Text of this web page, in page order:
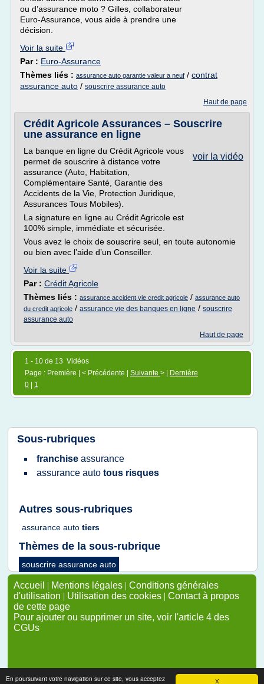
X
En poursuivant votre navigation sur ce site, vous acceptez
ou d’assurance moto ? Gilles, collaborateur
Euro-Assurance, vous aide à prendre une
décision.
Voir la suite
Par : Euro-Assurance
Thèmes liés : assurance auto garantie valeur a neuf / contrat
assurance auto / souscrire assurance auto
Haut de page
Crédit Agricole Assurances – Souscrire
une assurance en ligne
voir la vidéo
La banque en ligne du Crédit Agricole vous
permet de souscrire à distance votre
assurance (Auto, Habitation,
Complémentaire Santé, Garantie des
Accidents de la Vie, Protection Juridique,
Assurances Tous Mobiles).
La signature en ligne au Crédit Agricole est
100% simple, immédiate et sécurisée.
Vous avez le choix de souscrire seul, en toute autonomie
ou bien avec l’aide d’un Conseiller.
Voir la suite
Par : Crédit Agricole
Thèmes liés : assurance accident vie credit agricole / assurance auto
du credit agricole / assurance vie des banques en ligne / souscrire
assurance auto
Haut de page
1 - 10 de 13 Vidéos
Page : Première | < Précédente | Suivante > |
Dernière
0
1
Sous-rubriques
franchise assurance
assurance auto tous risques
Autres sous-rubriques
assurance auto tiers
Thèmes de la sous-rubrique
souscrire assurance auto
Accueil | Mentions légales | Conditions générales
d'utilisation | Utilisation des cookies | Contact à propos
de cette page
Pour ajouter ou supprimer un site, voir l'article 4 des
CGUs